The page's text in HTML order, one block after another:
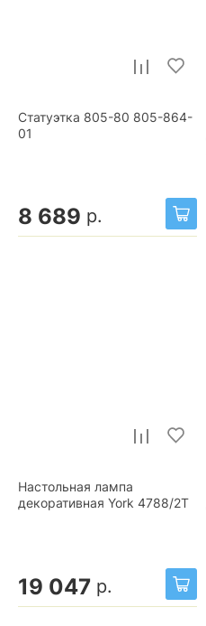
Статуэтка 805-80 805-864-
01
8 689 р.
Настольная лампа
декоративная York 4788/2T
19 047 р.